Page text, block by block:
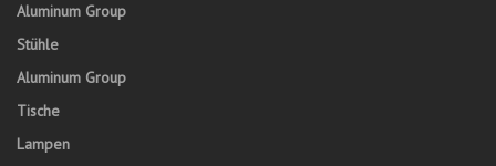
Aluminum Group
Stühle
Aluminum Group
Tische
Lampen